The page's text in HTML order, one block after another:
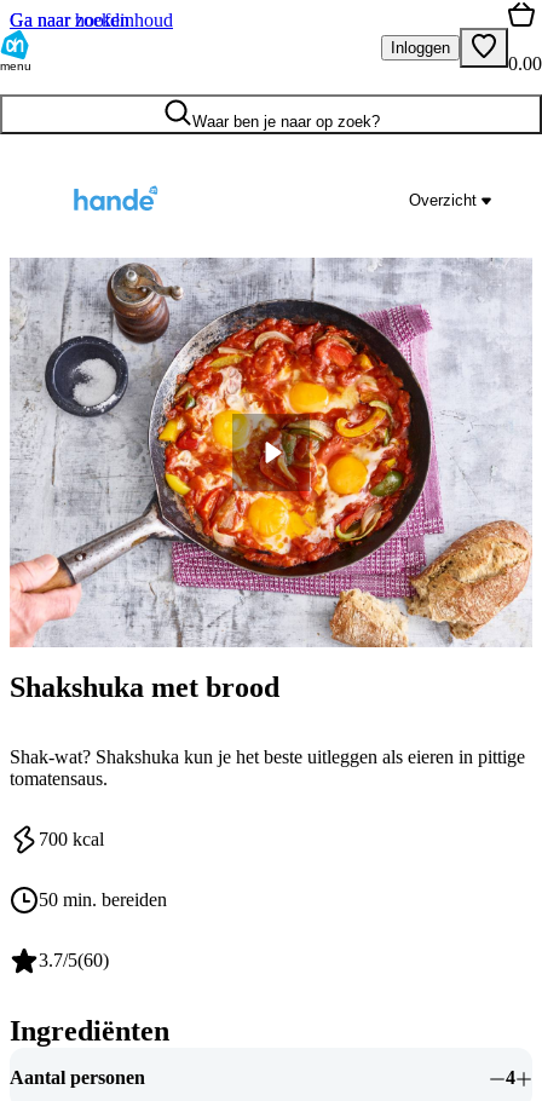
Ga naar hoofdinhoud
Ga naar zoeken
menu
Inloggen
0.00
Waar ben je naar op zoek?
Overzicht
Shakshuka met brood
Shak-wat? Shakshuka kun je het beste uitleggen als eieren in pittige
tomatensaus.
700 kcal
50 min. bereiden
3.7/5(60)
Ingrediënten
Aantal personen 4